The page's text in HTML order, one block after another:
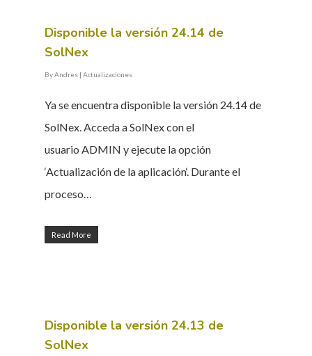
Disponible la versión 24.14 de
SolNex
ByAndres | Actualizaciones
Ya se encuentra disponible la versión 24.14 de
SolNex. Acceda a SolNex con el
usuario ADMIN y ejecute la opción
‘Actualización de la aplicación‘. Durante el
proceso…
Read More
Disponible la versión 24.13 de
SolNex
INICIO